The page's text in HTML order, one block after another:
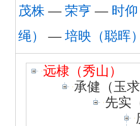
茂株 — 荣亨 — 时仰
绳）
— 培映（聪晖）
远棣（秀山）
承健（玉求
先实